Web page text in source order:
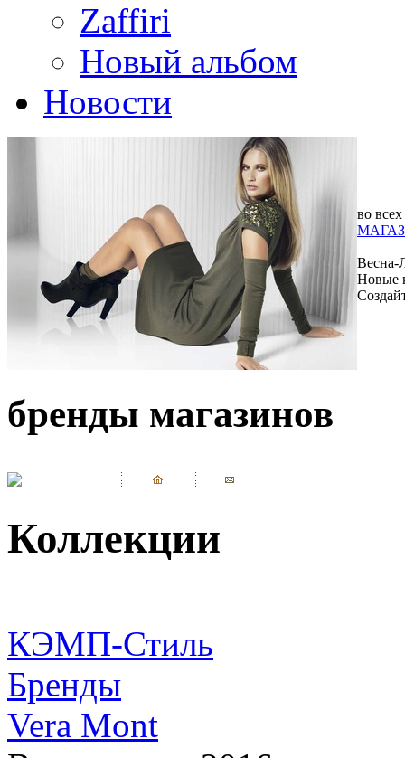
Zaffiri
Новый альбом
Новости
во всех
Весна-
Новые
бренды магазинов
Коллекции
КЭМП-Стиль
Бренды
Vera Mont